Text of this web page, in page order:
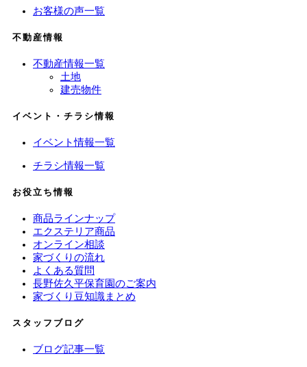
お客様の声一覧
不動産情報
不動産情報一覧
土地
建売物件
イベント・チラシ情報
イベント情報一覧
チラシ情報一覧
お役立ち情報
商品ラインナップ
エクステリア商品
オンライン相談
家づくりの流れ
よくある質問
長野佐久平保育園のご案内
家づくり豆知識まとめ
スタッフブログ
ブログ記事一覧